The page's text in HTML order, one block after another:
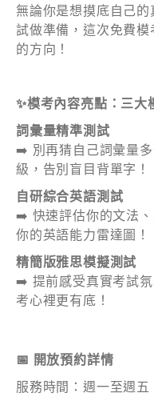
女士
姓
名*
身份
無論你是想摸底自己
試做準備，這次免費
的方向！
✨模考內容亮點：三大
詞彙量精準測試
➡️ 別再猜自己詞彙量
級，告別盲目背單字！
自研綜合英語測試
➡️ 快速評估你的文法
你的英語能力雷達圖！
精簡版雅思模擬測試
➡️ 提前感受真實考試
考心裡更有底！
📅 開放預約詳情
服務時間：週一至週